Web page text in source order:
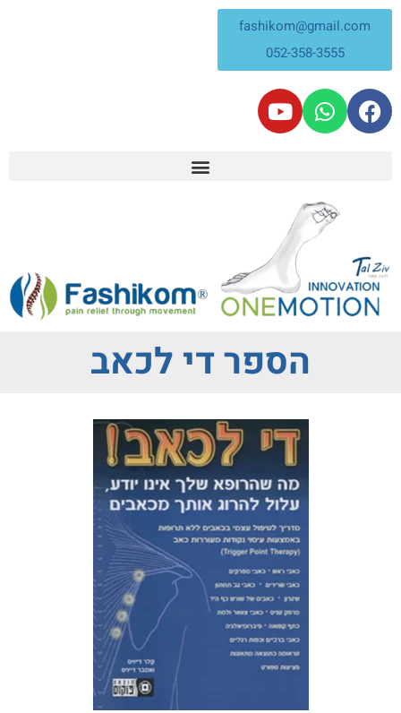
fashikom@gmail.com
052-358-3555
הספר די לכאב